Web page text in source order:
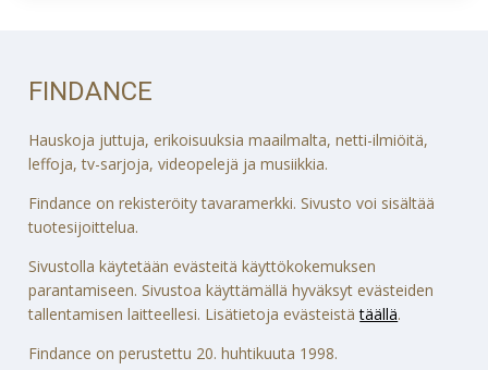
FINDANCE
Hauskoja juttuja, erikoisuuksia maailmalta, netti-ilmiöitä,
leffoja, tv-sarjoja, videopelejä ja musiikkia.
Findance on rekisteröity tavaramerkki. Sivusto voi sisältää
tuotesijoittelua.
Sivustolla käytetään evästeitä käyttökokemuksen
parantamiseen. Sivustoa käyttämällä hyväksyt evästeiden
tallentamisen laitteellesi. Lisätietoja evästeistätäällä.
Findance on perustettu 20. huhtikuuta 1998.